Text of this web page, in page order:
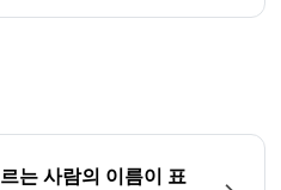
는 사람의 이름이 표